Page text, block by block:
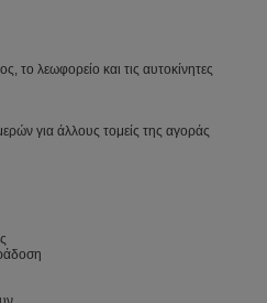
το λεωφορείο και τις αυτοκίνητες
για άλλους τομείς της αγοράς